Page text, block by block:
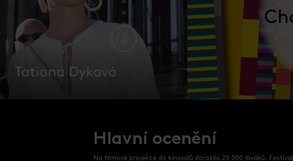
Hlavní ocenění
Na filmové projekce do kinosálů dorazilo 25 000 diváků. Festival